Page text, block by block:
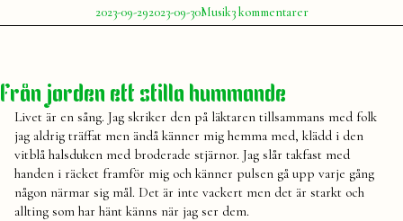
Publicerat
av
Julia
2023-09-292023-09-30Publicerat
i
MusikEtiketter:
låtar,
soundtrack
spellista,
Spotify
3 kommentarertill
Ett
september
Från jorden ett stilla hummande
Livet är en sång. Jag skriker den på läktaren tillsammans med folk
jag aldrig träffat men ändå känner mig hemma med, klädd i den
vitblå halsduken med broderade stjärnor. Jag slår takfast med
handen i räcket framför mig och känner pulsen gå upp varje gång
någon närmar sig mål. Det är inte vackert men det är starkt och
allting som har hänt känns när jag ser dem.